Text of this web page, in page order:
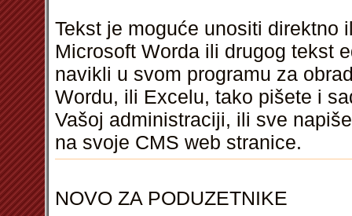
Tekst je moguće unositi direktno
Microsoft Worda ili drugog tekst
navikli u svom programu za
Wordu, ili Excelu, tako pišete i
Vašoj administraciji, ili sve
na svoje CMS web stranice.
NOVO ZA PODUZETNIKE